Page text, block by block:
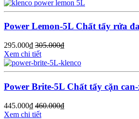
Power Lemon-5L Chất tẩy rửa
295.000₫ 305.000₫
Xem chi tiết
Power Brite-5L Chất tẩy cặn
445.000₫ 460.000₫
Xem chi tiết